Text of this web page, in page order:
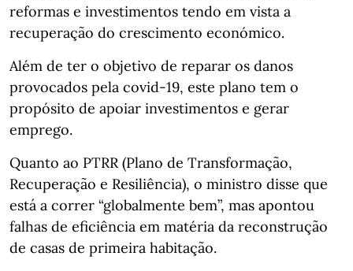
reformas e investimentos tendo em vista a
recuperação do crescimento económico.
Além de ter o objetivo de reparar os danos
provocados pela covid-19, este plano tem o
propósito de apoiar investimentos e gerar
emprego.
Quanto ao PTRR (Plano de Transformação,
Recuperação e Resiliência), o ministro disse que
está a correr “globalmente bem”, mas apontou
falhas de eficiência em matéria da reconstrução
de casas de primeira habitação.